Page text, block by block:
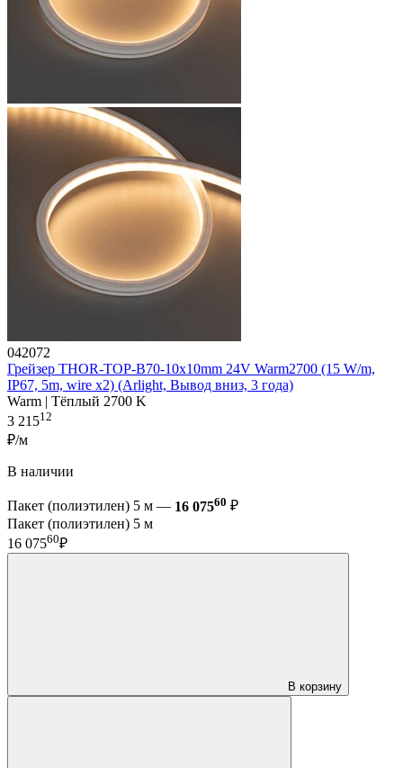
042072
Грейзер THOR-TOP-B70-10x10mm 24V Warm2700 (15 W/m,
IP67, 5m, wire x2) (Arlight, Вывод вниз, 3 года)
Warm | Тёплый 2700 K
3 21512
₽/м
В наличии
Пакет (полиэтилен) 5 м — 16 07560 ₽
Пакет (полиэтилен) 5 м
16 07560₽
В корзину